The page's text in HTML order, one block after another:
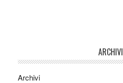
ARCHIVI
Archivi